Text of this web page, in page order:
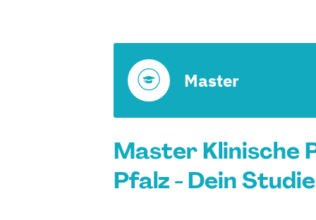
Master
Master Klinische
Pfalz - Dein